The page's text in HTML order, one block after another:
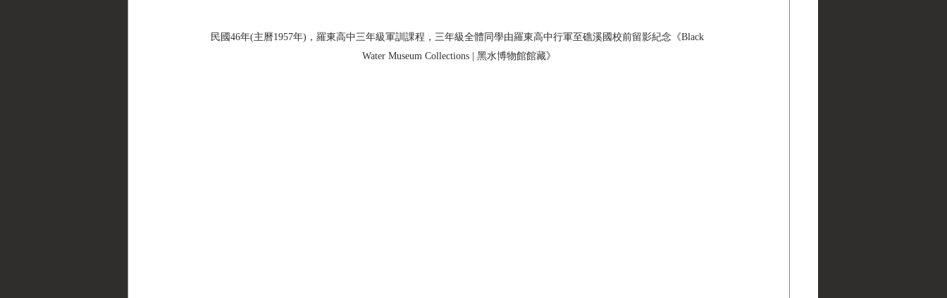
民國46年(主曆1957年)，羅東高中三年級軍訓課程，三年級全體同學由羅東高中行軍至礁溪國校前留影紀念《Black
Water Museum Collections | 黑水博物館館藏》